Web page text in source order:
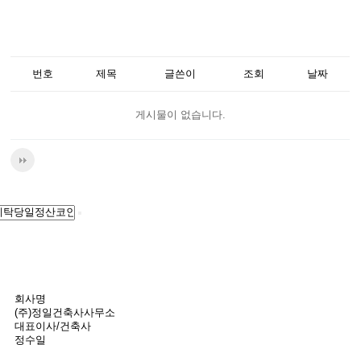
번호 제목 글쓴이 조회 날짜
게시물이 없습니다.
회사명
(주)정일건축사사무소
대표이사/건축사
정수일